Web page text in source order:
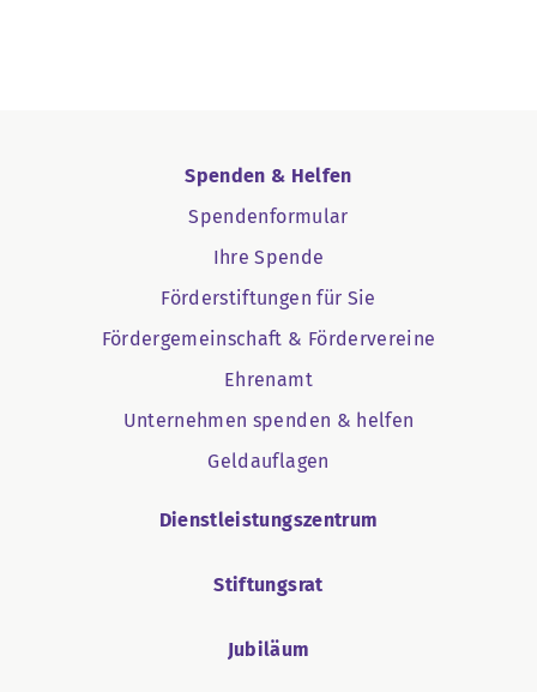
Spenden & Helfen
Spendenformular
Ihre Spende
Förderstiftungen für Sie
Fördergemeinschaft & Fördervereine
Ehrenamt
Unternehmen spenden & helfen
Geldauflagen
Dienstleistungszentrum
Stiftungsrat
Jubiläum